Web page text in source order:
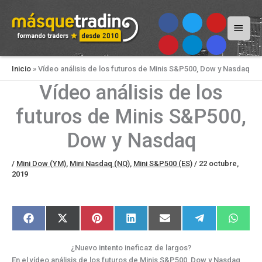
Menú
Inicio » Vídeo análisis de los futuros de Minis S&P500, Dow y Nasdaq
Vídeo análisis de los
futuros de Minis S&P500,
Dow y Nasdaq
/ Mini Dow (YM), Mini Nasdaq (NQ), Mini S&P500 (ES) / 22 octubre,
2019
Compartir
en
F
a
o
Compartir
en
X
(
w
t
Compartir
en
P
i
t
e
r
Compartir
en
L
i
k
e
d
Compartir
en
E
m
i
l
Compartir
en
e
r
en
W
h
A
¿Nuevo intento ineficaz de largos?
En el vídeo análisis de los futuros de Minis S&P500, Dow y Nasdaq